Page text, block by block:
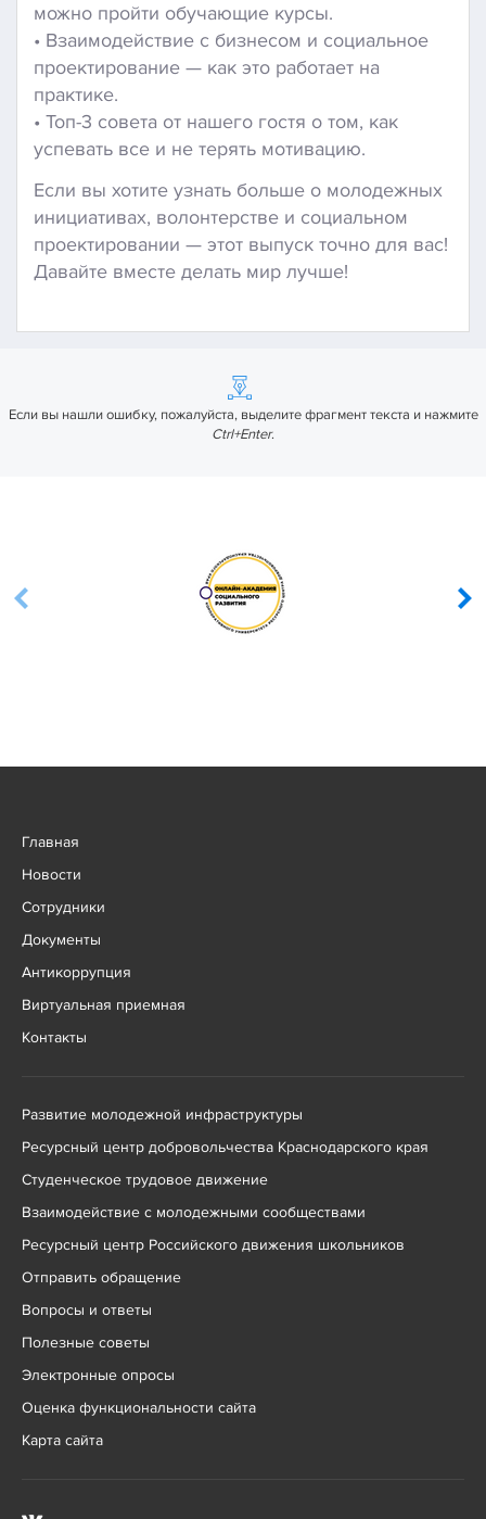
можно пройти обучающие курсы.
• Взаимодействие с бизнесом и социальное
проектирование — как это работает на
практике.
• Топ-3 совета от нашего гостя о том, как
успевать все и не терять мотивацию.
Если вы хотите узнать больше о молодежных
инициативах, волонтерстве и социальном
проектировании — этот выпуск точно для вас!
Давайте вместе делать мир лучше!
Если вы нашли ошибку, пожалуйста, выделите фрагмент текста и нажмите
Ctrl+Enter.
Главная
Новости
Сотрудники
Документы
Антикоррупция
Виртуальная приемная
Контакты
Развитие молодежной инфраструктуры
Ресурсный центр добровольчества Краснодарского края
Студенческое трудовое движение
Взаимодействие с молодежными сообществами
Ресурсный центр Российского движения школьников
Отправить обращение
Вопросы и ответы
Полезные советы
Электронные опросы
Оценка функциональности сайта
Карта сайта